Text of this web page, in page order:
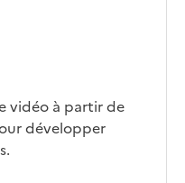
vidéo à partir de
développer